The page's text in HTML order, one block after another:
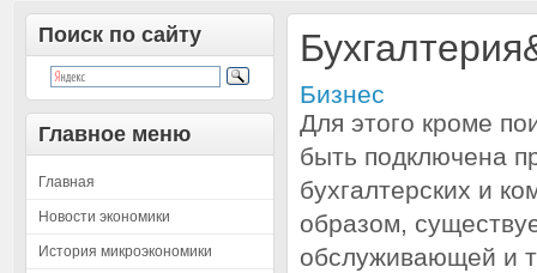
Поиск по сайту
Главное меню
Главная
Новости экономики
История микроэкономики
Бизнес
Для этого кроме
быть подключена
бухгалтерских и
образом,
обслуживающей и